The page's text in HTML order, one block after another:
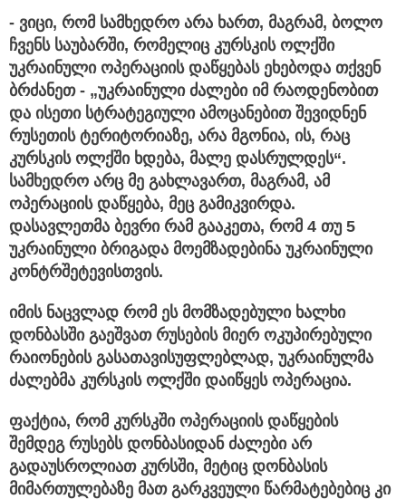
- ვიცი, რომ სამხედრო არა ხართ, მაგრამ, ბოლო
ჩვენს საუბარში, რომელიც კურსკის ოლქში
უკრაინული ოპერაციის დაწყებას ეხებოდა თქვენ
ბრძანეთ - „უკრაინული ძალები იმ რაოდენობით
და ისეთი სტრატეგიული ამოცანებით შევიდნენ
რუსეთის ტერიტორიაზე, არა მგონია, ის, რაც
კურსკის ოლქში ხდება, მალე დასრულდეს“.
სამხედრო არც მე გახლავართ, მაგრამ, ამ
ოპერაციის დაწყება, მეც გამიკვირდა.
დასავლეთმა ბევრი რამ გააკეთა, რომ 4 თუ 5
უკრაინული ბრიგადა მოემზადებინა უკრაინული
კონტრშეტევისთვის.
იმის ნაცვლად რომ ეს მომზადებული ხალხი
დონბასში გაეშვათ რუსების მიერ ოკუპირებული
რაიონების გასათავისუფლებლად, უკრაინულმა
ძალებმა კურსკის ოლქში დაიწყეს ოპერაცია.
ფაქტია, რომ კურსკში ოპერაციის დაწყების
შემდეგ რუსებს დონბასიდან ძალები არ
გადაუსროლიათ კურსში, მეტიც დონბასის
მიმართულებაზე მათ გარკვეული წარმატებებიც კი